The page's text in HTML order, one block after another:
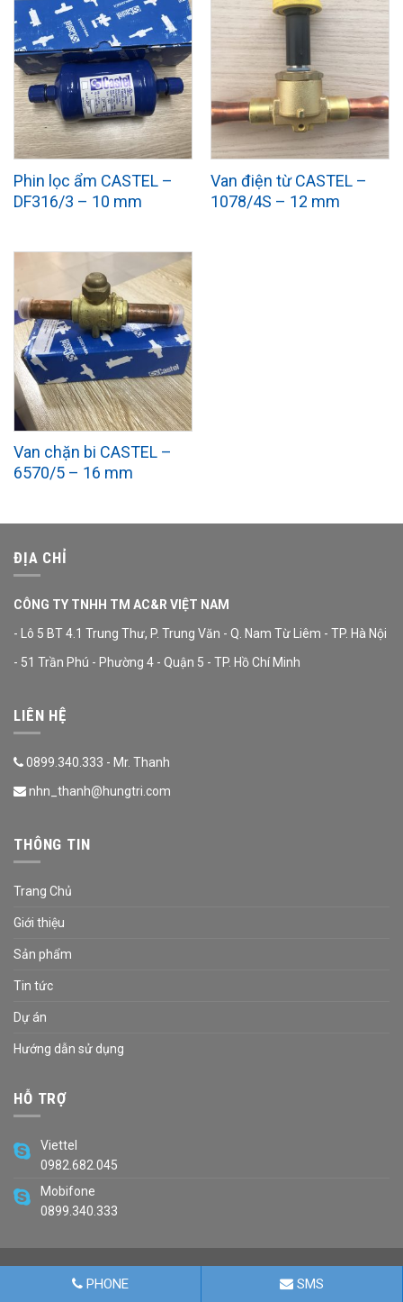
Phin lọc ẩm CASTEL –
DF316/3 – 10 mm
Van điện từ CASTEL –
1078/4S – 12 mm
Van chặn bi CASTEL –
6570/5 – 16 mm
ĐỊA CHỈ
CÔNG TY TNHH TM AC&R VIỆT NAM
- Lô 5 BT 4.1 Trung Thư, P. Trung Văn - Q. Nam Từ Liêm - TP. Hà Nội
- 51 Trần Phú - Phường 4 - Quận 5 - TP. Hồ Chí Minh
LIÊN HỆ
0899.340.333 - Mr. Thanh
nhn_thanh@hungtri.com
THÔNG TIN
Trang Chủ
Giới thiệu
Sản phẩm
Tin tức
Dự án
Hướng dẫn sử dụng
HỖ TRỢ
Viettel
0982.682.045
Mobifone
0899.340.333
PHONE SMS